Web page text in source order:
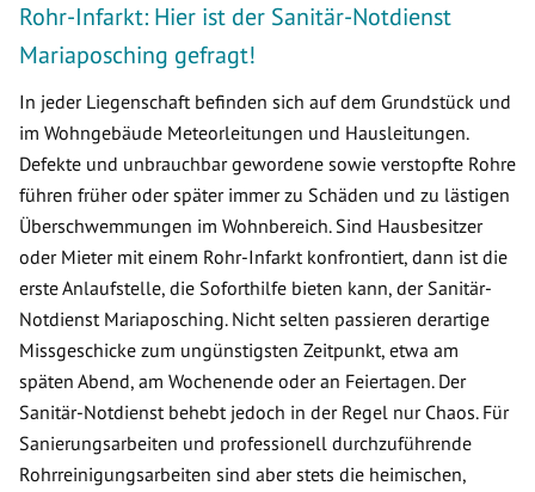
Rohr-Infarkt: Hier ist der Sanitär-Notdienst
Mariaposching gefragt!
In jeder Liegenschaft befinden sich auf dem Grundstück und
im Wohngebäude Meteorleitungen und Hausleitungen.
Defekte und unbrauchbar gewordene sowie verstopfte Rohre
führen früher oder später immer zu Schäden und zu lästigen
Überschwemmungen im Wohnbereich. Sind Hausbesitzer
oder Mieter mit einem Rohr-Infarkt konfrontiert, dann ist die
erste Anlaufstelle, die Soforthilfe bieten kann, der Sanitär-
Notdienst Mariaposching. Nicht selten passieren derartige
Missgeschicke zum ungünstigsten Zeitpunkt, etwa am
späten Abend, am Wochenende oder an Feiertagen. Der
Sanitär-Notdienst behebt jedoch in der Regel nur Chaos. Für
Sanierungsarbeiten und professionell durchzuführende
Rohrreinigungsarbeiten sind aber stets die heimischen,